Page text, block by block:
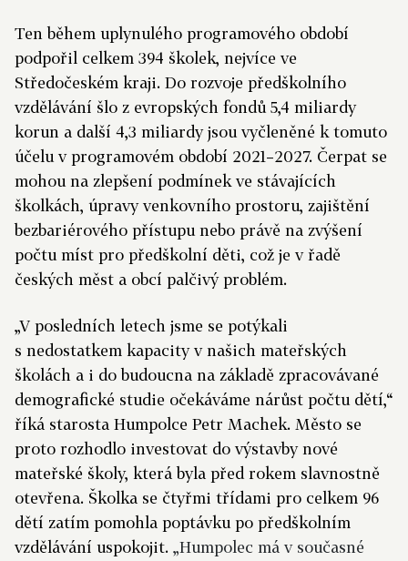
Ten během uplynulého programového období
podpořil celkem 394 školek, nejvíce ve
Středočeském kraji. Do rozvoje předškolního
vzdělávání šlo z evropských fondů 5,4 miliardy
korun a další 4,3 miliardy jsou vyčleněné k tomuto
účelu v programovém období 2021–2027. Čerpat se
mohou na zlepšení podmínek ve stávajících
školkách, úpravy venkovního prostoru, zajištění
bezbariérového přístupu nebo právě na zvýšení
počtu míst pro předškolní děti, což je v řadě
českých měst a obcí palčivý problém.
„V posledních letech jsme se potýkali
s nedostatkem kapacity v našich mateřských
školách a i do budoucna na základě zpracovávané
demografické studie očekáváme nárůst počtu dětí,“
říká starosta Humpolce Petr Machek. Město se
proto rozhodlo investovat do výstavby nové
mateřské školy, která byla před rokem slavnostně
otevřena. Školka se čtyřmi třídami pro celkem 96
dětí zatím pomohla poptávku po předškolním
vzdělávání uspokojit. „Humpolec má v současné